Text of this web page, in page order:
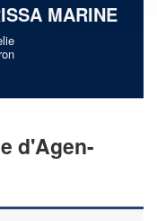
MARINE
d'Agen-